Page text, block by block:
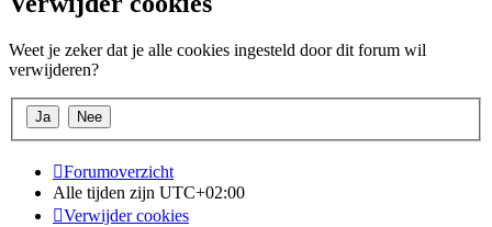
Weet je zeker dat je alle cookies ingesteld door dit forum wil
verwijderen?
Forumoverzicht
Alle tijden zijn UTC+02:00
Verwijder cookies